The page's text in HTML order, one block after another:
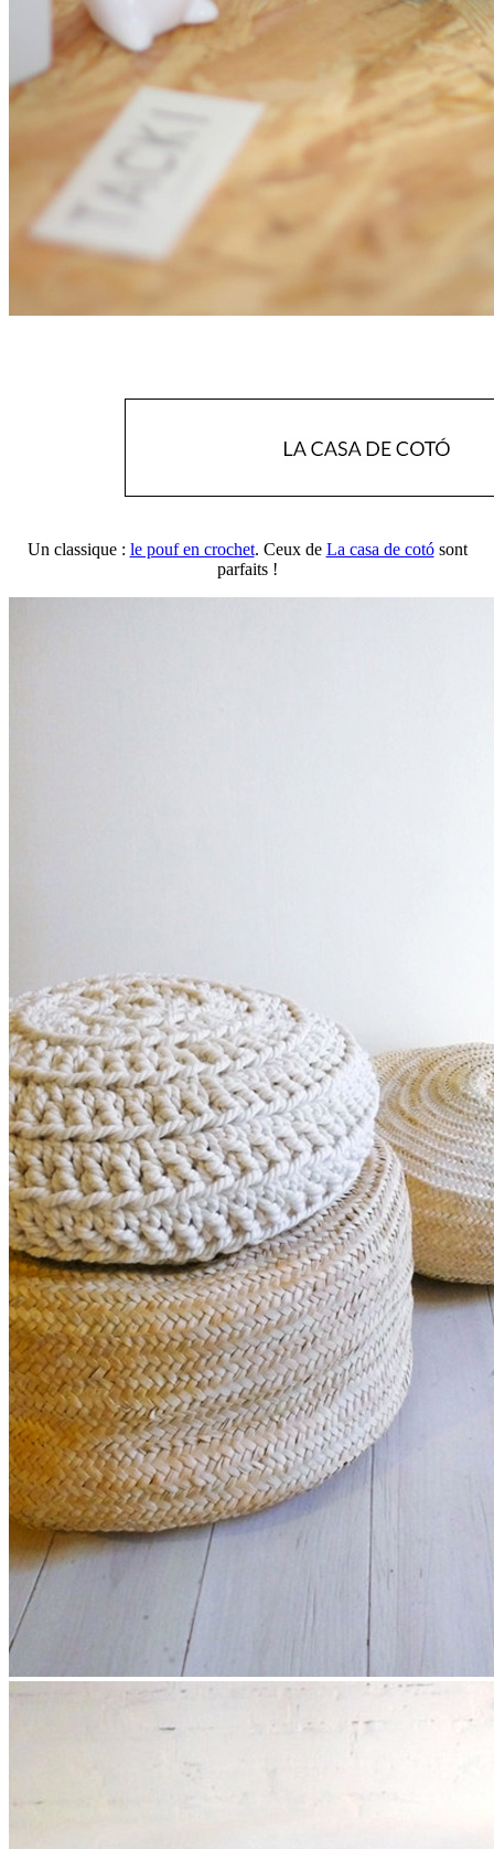
Un classique : le pouf en crochet. Ceux de La casa de cotósont
parfaits !